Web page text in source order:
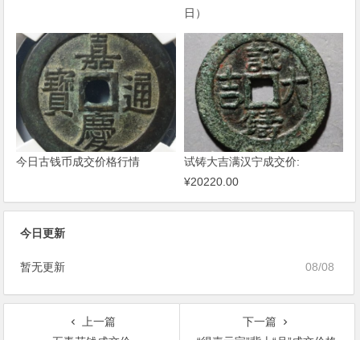
日）
今日古钱币成交价格行情
试铸大吉满汉宁成交价:
¥20220.00
今日更新
08/08
暂无更新
上一篇
下一篇